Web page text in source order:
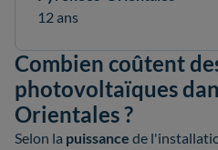
12 ans
Combien coûtent
photovoltaïques
Orientales ?
Selon la puissance de